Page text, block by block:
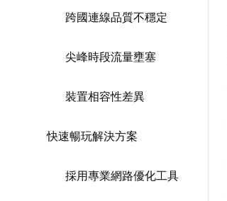
跨國連線品質不穩定
尖峰時段流量壅塞
裝置相容性差異
快速暢玩解決方案
採用專業網路優化工具